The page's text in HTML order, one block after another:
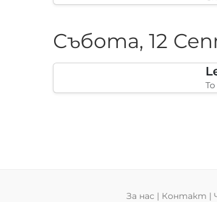
Събота, 12
За нас | Контакт |